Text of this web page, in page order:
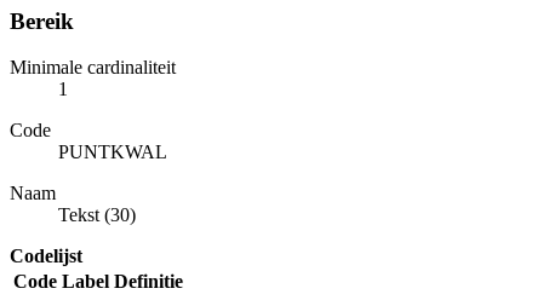
Bereik
Minimale cardinaliteit
1
Code
PUNTKWAL
Naam
Tekst (30)
Codelijst
Code Label Definitie